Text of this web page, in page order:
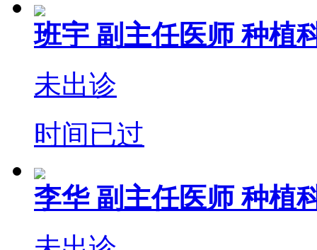
班宇 副主任医师种植
未出诊
时间已过
李华 副主任医师种植